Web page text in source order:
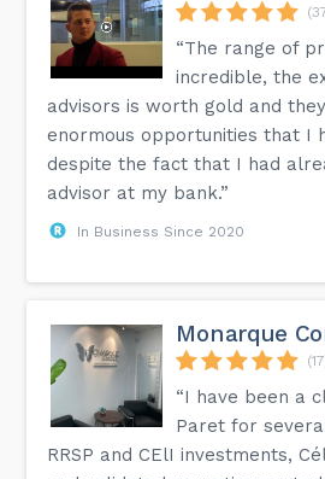
“The range of
incredible, the
advisors is worth gold and
enormous opportunities that I
despite the fact that I had
advisor at my bank.”
In Business Since 2020
Monarque
“I have been a
Paret for
RRSP and CElI investments,